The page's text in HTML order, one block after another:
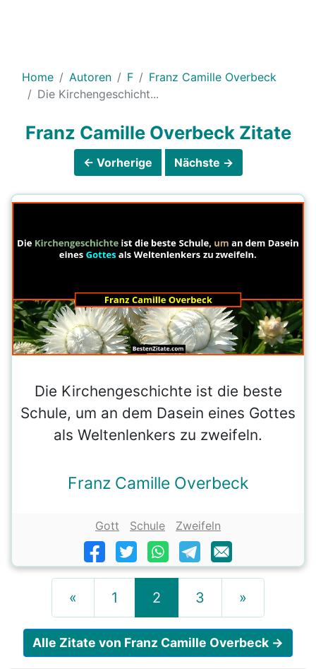
Home Autoren F
Franz Camille Overbeck
Die Kirchengeschicht...
Franz Camille Overbeck Zitate
← Vorherige Nächste →
Die Kirchengeschichte ist die beste
Schule, um an dem Dasein eines Gottes
als Weltenlenkers zu zweifeln.
Franz Camille Overbeck
Gott Schule Zweifeln
« 1 2 3 »
Alle Zitate von Franz Camille Overbeck →